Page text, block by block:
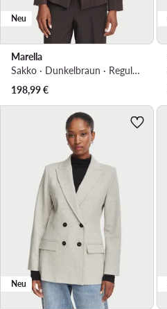
Neu
Marella
Sakko · Dunkelbraun · Regular Fit
198,99€
Neu